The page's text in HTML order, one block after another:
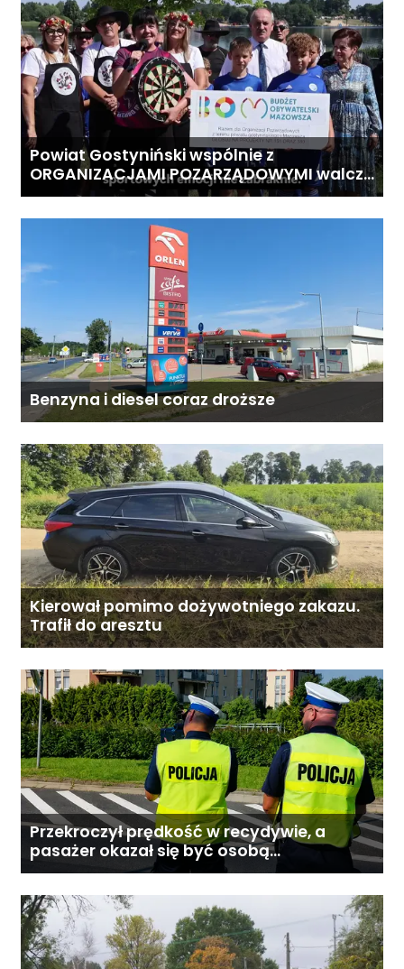
Powiat Gostyniński wspólnie z
ORGANIZACJAMI POZARZĄDOWYMI walczą
o środki z Budżetu Obywatelskiego
Benzyna i diesel coraz droższe
Kierował pomimo dożywotniego zakazu.
Trafił do aresztu
Przekroczył prędkość w recydywie, a
pasażer okazał się być osobą
poszukiwaną